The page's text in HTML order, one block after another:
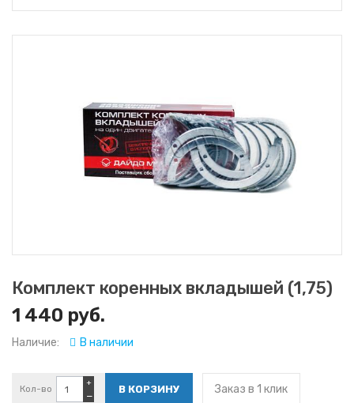
Комплект коренных вкладышей (1,75)
1 440 руб.
Наличие: В наличии
Кол-во
−
+ Заказ в 1 клик